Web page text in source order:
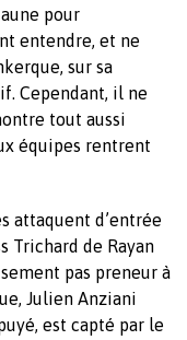
pour
entendre, et ne
sur sa
Cependant, il ne
tout aussi
équipes rentrent
attaquent d’entrée
Trichard de Rayan
pas preneur à
Julien Anziani
est capté par le